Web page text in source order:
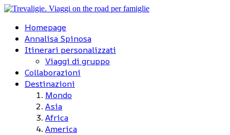
Homepage
Annalisa Spinosa
Itinerari personalizzati
Viaggi di gruppo
Collaborazioni
Destinazioni
Mondo
Asia
Africa
America